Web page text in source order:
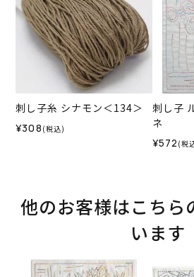
刺し子糸 シナモン＜134＞
¥308 (税込)
刺し子
ネ
¥572 (税
他のお客様はこちら
います